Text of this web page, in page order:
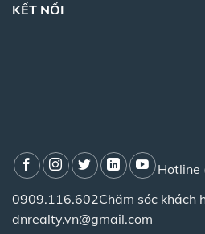
KẾT NỐI
Hotline
0909.116.602Chăm sóc khách
dnrealty.vn@gmail.com